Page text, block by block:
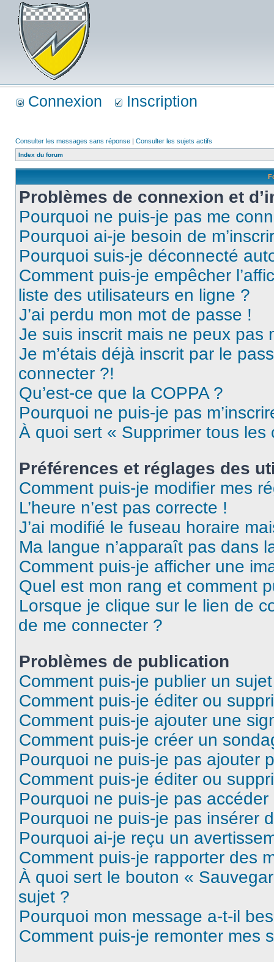
Connexion Inscription
Consulter les messages sans réponse | Consulter les sujets actifs
Index du forum
Problèmes de connexion et
Pourquoi ne puis-je pas me
Pourquoi ai-je besoin de
Pourquoi suis-je déconnecté
Comment puis-je empêcher
liste des utilisateurs en ligne ?
J’ai perdu mon mot de passe !
Je suis inscrit mais ne peux pas
Je m’étais déjà inscrit par le
connecter ?!
Qu’est-ce que la COPPA ?
Pourquoi ne puis-je pas
À quoi sert « Supprimer tous les
Préférences et réglages des
Comment puis-je modifier mes
L’heure n’est pas correcte !
J’ai modifié le fuseau horaire
Ma langue n’apparaît pas dans
Comment puis-je afficher une
Quel est mon rang et comment
Lorsque je clique sur le lien de
de me connecter ?
Problèmes de publication
Comment puis-je publier un
Comment puis-je éditer ou
Comment puis-je ajouter une
Comment puis-je créer un
Pourquoi ne puis-je pas ajouter
Comment puis-je éditer ou
Pourquoi ne puis-je pas
Pourquoi ne puis-je pas insérer
Pourquoi ai-je reçu un
Comment puis-je rapporter des
À quoi sert le bouton «
sujet ?
Pourquoi mon message a-t-il
Comment puis-je remonter mes